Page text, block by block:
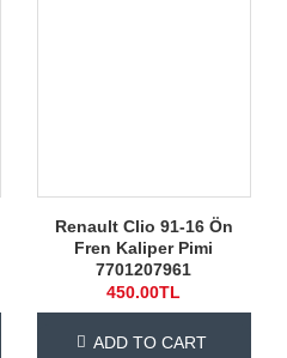
Renault Clio 91-16 Ön
Fren Kaliper Pimi
7701207961
450.00TL
ADD TO CART